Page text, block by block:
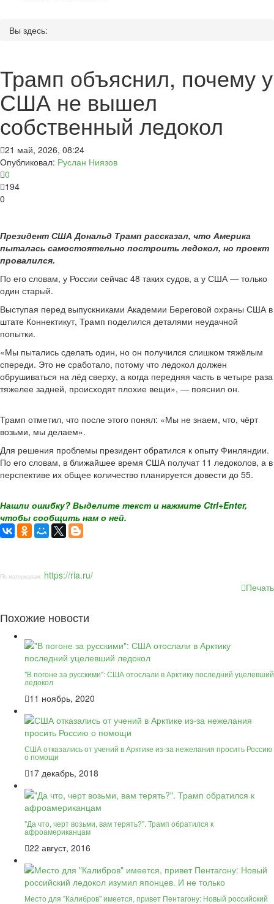
Вы здесь:
Трамп объяснил, почему у
США не вышел
собственный ледокол
21 май, 2026, 08:24
Опубликовал: Руслан Ниязов
0
194
0
Президент США Дональд Трамп рассказал, что Америка
пыталась самостоятельно построить ледокол, но проект
провалился.
По его словам, у России сейчас 48 таких судов, а у США — только
один старый.
Выступая перед выпускниками Академии Береговой охраны США в
штате Коннектикут, Трамп поделился деталями неудачной
попытки.
«Мы пытались сделать один, но он получился слишком тяжёлым
спереди. Это не сработало, потому что ледокол должен
обрушиваться на лёд сверху, а когда передняя часть в четыре раза
тяжелее задней, происходят плохие вещи», — пояснил он.
Трамп отметил, что после этого понял: «Мы не знаем, что, чёрт
возьми, мы делаем».
Для решения проблемы президент обратился к опыту Финляндии.
По его словам, в ближайшее время США получат 11 ледоколов, а в
перспективе их общее количество планируется довести до 55.
Нашли ошибку? Выделите текст и нажмите Ctrl+Enter,
чтобы сообщить нам о ней.
По материалам: https://ria.ru/
Печать
Похожие новости
"В погоне за русскими": США отослали в Арктику последний уцелевший
ледокол
11 ноябрь, 2020
США отказались от учений в Арктике из-за нежелания просить Россию
о помощи
17 декабрь, 2018
"Да что, черт возьми, вам терять?". Трамп обратился к
афроамериканцам
22 август, 2016
Место для "Калибров" имеется, привет Пентагону: Новый российский